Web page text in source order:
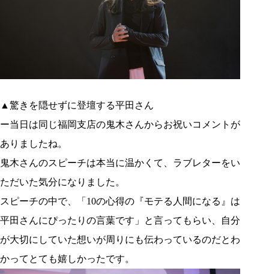
▲驚きを隠せずに登壇する平田さん
ー当日は同じ福岡支店の鬼木さんからお祝いコメントが
ありましたね。
鬼木さんのスピーチは本当に温かくて、ラブレターをい
ただいた気分になりました。
スピーチの中で、「10の心得の『モテる人間になる』は
平田さんにぴったりの言葉です」と言ってもらい、自分
が大切にしていた想いが周りにも伝わっているのだとわ
かってとても嬉しかったです。